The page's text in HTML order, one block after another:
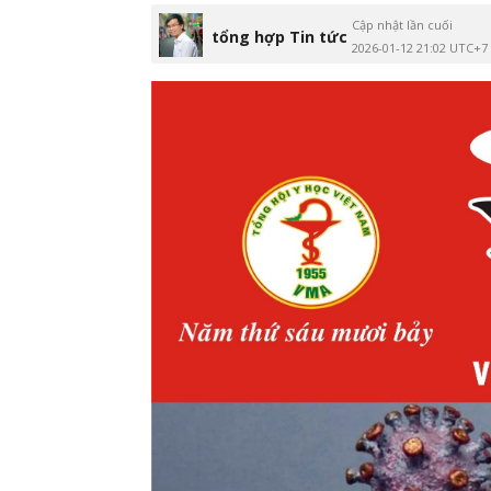
tổng hợp Tin tức
Cập nhật lần cuối
2026-01-12 21:02 UTC+7